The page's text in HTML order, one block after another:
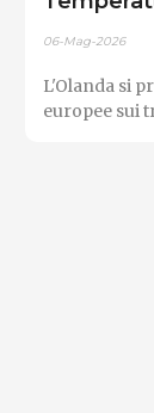
06-Mag-2026
L'Olanda si
europee sui